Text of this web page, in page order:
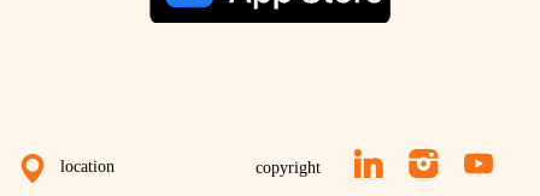
location copyright